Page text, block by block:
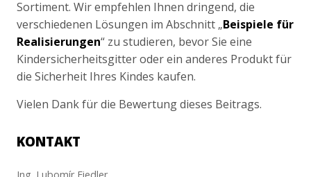
Sortiment. Wir empfehlen Ihnen dringend, die
verschiedenen Lösungen im Abschnitt „Beispiele für
Realisierungen“ zu studieren, bevor Sie eine
Kindersicherheitsgitter oder ein anderes Produkt für
die Sicherheit Ihres Kindes kaufen.
Vielen Dank für die Bewertung dieses Beitrags.
KONTAKT